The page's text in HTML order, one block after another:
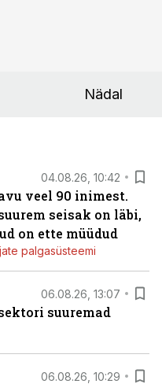
Nädal
04.08.26, 10:42
veel 90 inimest.
seisak on läbi,
on ette müüdud
palgasüsteemi
06.08.26, 13:07
suuremad
06.08.26, 10:29